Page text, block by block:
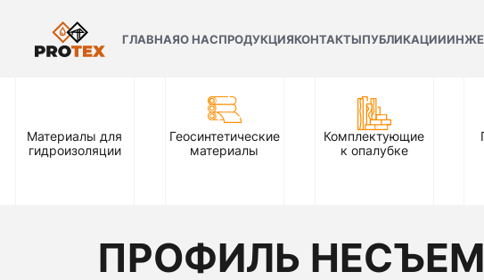
ГЛАВНАЯО НАСПРОДУКЦИЯКОНТАКТЫПУБЛИКАЦИИ
Материалы для
гидроизоляции
Геосинтетические
материалы
Комплектующие
к опалубке
ПРОФИЛЬ